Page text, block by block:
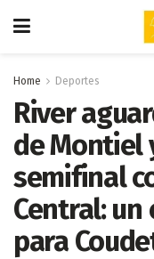
Home Deportes
River
de Montiel
semifinal
Central: un
para